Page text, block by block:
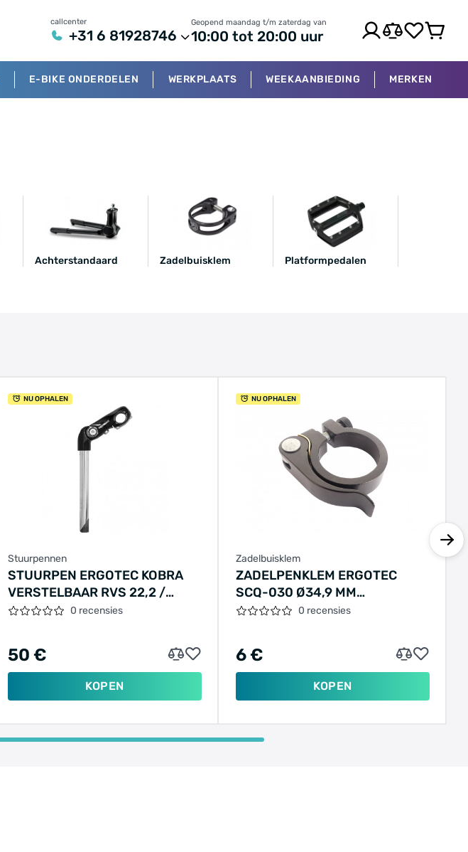
callcenter
+31 6 81928746
Geopend maandag t/m zaterdag van
10:00 tot 20:00 uur
E-BIKE ONDERDELEN WERKPLAATS WEEKAANBIEDING MERKEN
Achterstandaard Zadelbuisklem Platformpedalen
NU OPHALEN
Stuurpennen
STUURPEN ERGOTEC KOBRA
VERSTELBAAR RVS 22,2 /
300X110 / 25,4 MM - ZILVER
0 recensies
50 €
KOPEN
NU OPHALEN
Zadelbuisklem
ZADELPENKLEM ERGOTEC
SCQ-030 Ø34,9 MM
ALUMINIUM MET
0 recensies
6 €
KOPEN